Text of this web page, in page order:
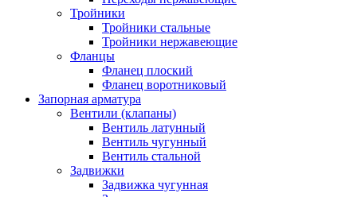
Тройники
Тройники стальные
Тройники нержавеющие
Фланцы
Фланец плоский
Фланец воротниковый
Запорная арматура
Вентили (клапаны)
Вентиль латунный
Вентиль чугунный
Вентиль стальной
Задвижки
Задвижка чугунная